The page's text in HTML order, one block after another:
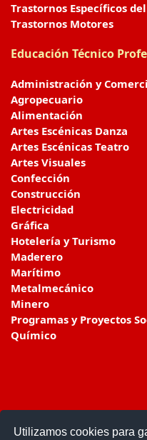
Utilizamos cookies para
Trastornos Específicos
Trastornos Motores
Educación Técnico
Administración y
Agropecuario
Alimentación
Artes Escénicas Danza
Artes Escénicas Teatro
Artes Visuales
Confección
Construcción
Electricidad
Gráfica
Hotelería y Turismo
Maderero
Marítimo
Metalmecánico
Minero
Programas y Proyectos
Químico